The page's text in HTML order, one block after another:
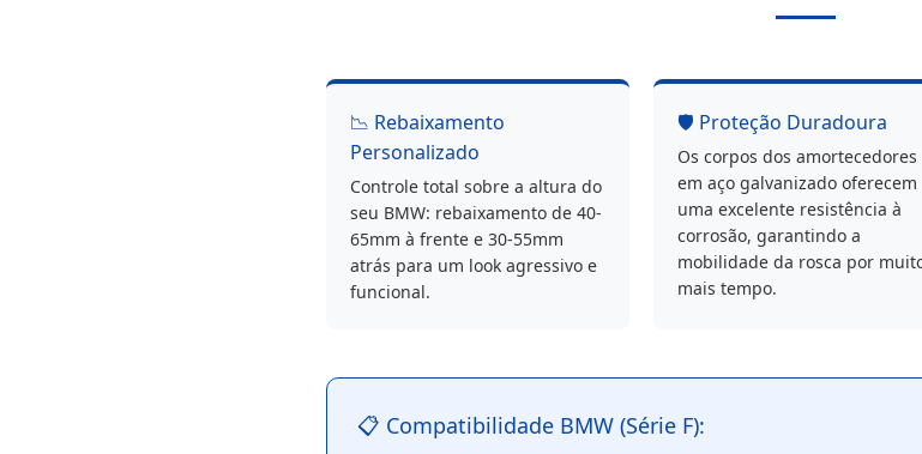
📉 Rebaixamento
Personalizado
Controle total sobre a altura do
seu BMW: rebaixamento de 40-
65mm à frente e 30-55mm
atrás para um look agressivo e
funcional.
🛡️ Proteção Duradoura
Os corpos dos amortecedores
em aço galvanizado oferecem
uma excelente resistência à
corrosão, garantindo a
mobilidade da rosca por
mais tempo.
📋 Compatibilidade BMW (Série F):